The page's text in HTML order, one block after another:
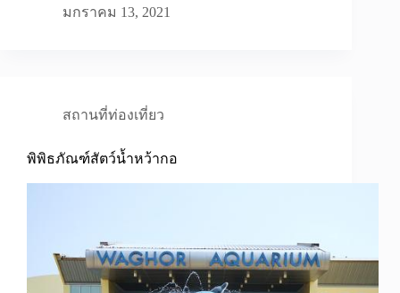
มกราคม 13, 2021
สถานที่ท่องเที่ยว
พิพิธภัณฑ์สัตว์น้ำหว้ากอ